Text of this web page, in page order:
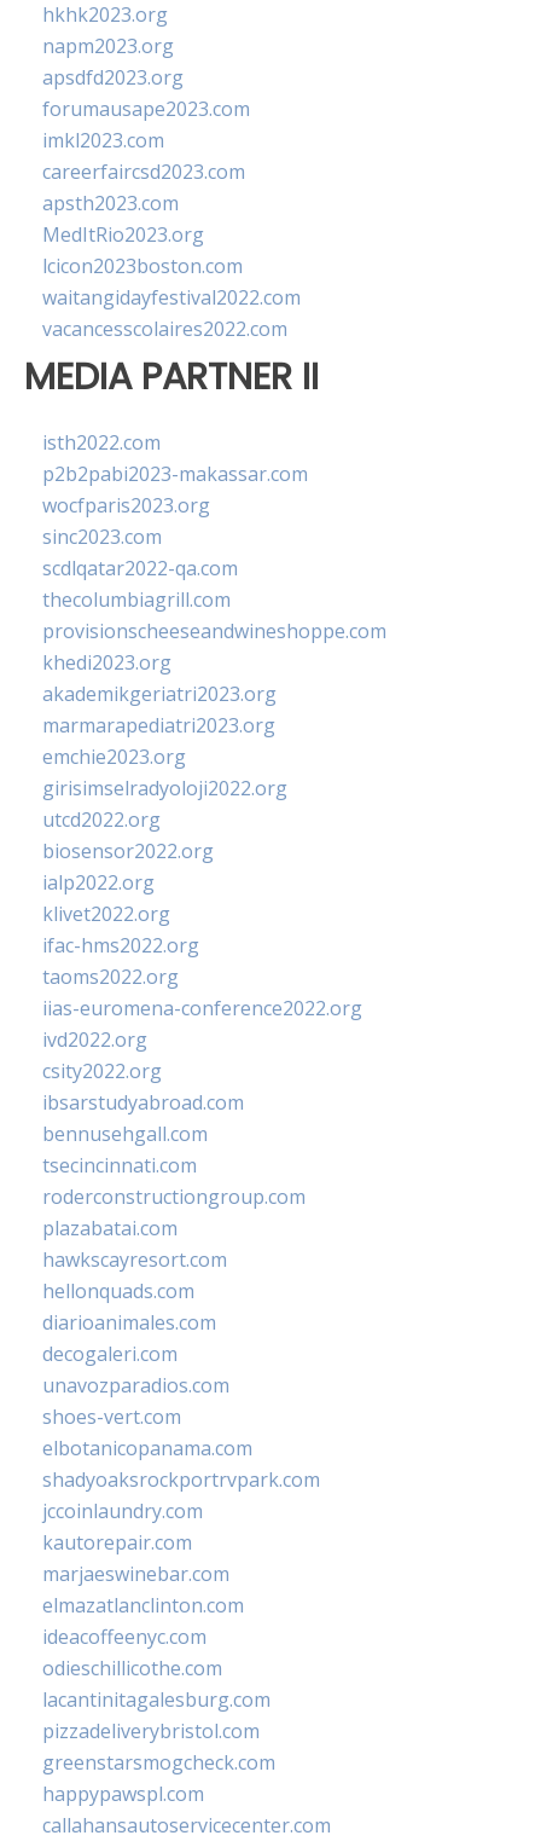
hkhk2023.org
napm2023.org
apsdfd2023.org
forumausape2023.com
imkl2023.com
careerfaircsd2023.com
apsth2023.com
MedItRio2023.org
lcicon2023boston.com
waitangidayfestival2022.com
vacancesscolaires2022.com
MEDIA PARTNER II
isth2022.com
p2b2pabi2023-makassar.com
wocfparis2023.org
sinc2023.com
scdlqatar2022-qa.com
thecolumbiagrill.com
provisionscheeseandwineshoppe.com
khedi2023.org
akademikgeriatri2023.org
marmarapediatri2023.org
emchie2023.org
girisimselradyoloji2022.org
utcd2022.org
biosensor2022.org
ialp2022.org
klivet2022.org
ifac-hms2022.org
taoms2022.org
iias-euromena-conference2022.org
ivd2022.org
csity2022.org
ibsarstudyabroad.com
bennusehgall.com
tsecincinnati.com
roderconstructiongroup.com
plazabatai.com
hawkscayresort.com
hellonquads.com
diarioanimales.com
decogaleri.com
unavozparadios.com
shoes-vert.com
elbotanicopanama.com
shadyoaksrockportrvpark.com
jccoinlaundry.com
kautorepair.com
marjaeswinebar.com
elmazatlanclinton.com
ideacoffeenyc.com
odieschillicothe.com
lacantinitagalesburg.com
pizzadeliverybristol.com
greenstarsmogcheck.com
happypawspl.com
callahansautoservicecenter.com